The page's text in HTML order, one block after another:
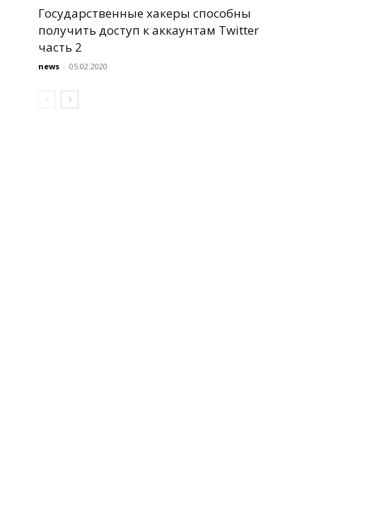
Государственные хакеры способны
получить доступ к аккаунтам Twitter
часть 2
news - 05.02.2020